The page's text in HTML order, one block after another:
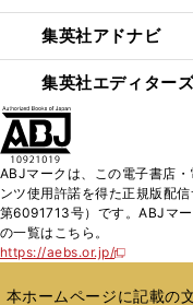
集英社アドナビ
集英社エディター
ABJマークは、この電子書店
ンツ使用許諾を得た正規版配
第6091713号）です。ABJマ
の一覧はこちら。
https://aebs.or.jp/
新
い
本ホームページに記載の